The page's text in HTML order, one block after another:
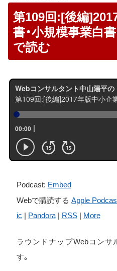
第109回:[後編
書・小規模事業白
で読む
Podcast: Embed
Webで購読するApple
ic | Pandora| RSS| More
ラウンドナップWebコン
す。